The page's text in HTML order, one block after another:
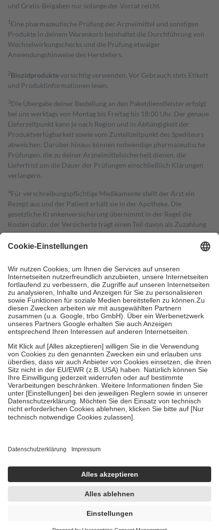
und Gratis-Beigaben nur solange der Vorrat reicht.
1 Eine pharmazeutische Prüfung der Arzneimittel und sonstigen
Produkte in deinem Warenkorb beinhaltet die Durchführung von
Wechselwirkungschecks und die Prüfung etwaiger
Anwendungshinweise des Herstellers.
2Biozidproduktevorsichtig verwenden. Vor Gebrauch stets Etikett
und Produktinformationen lesen.
3Die Übergabe deiner Bestellung an den Paketdienstleister erfolgt
bei uns werktags von Montag bis Freitag bis 18:00 Uhr. Der genaue
Lieferzeitpunkt kann je nach Region und in Abhängigkeit der
Produktverfügbarkeit sowie vom Zustellzeitpunkt des Spediteurs
abweichen. Darüber hinaus können notwendige pharmazeutische
Prüfungen, die zu deiner Arzneimittelsicherheit dienen, die
Lieferfrist um die Dauer der Prüfungen einschließlich Klärungen
verlängern.
4Für verschreibungspflichtige Medikamente stellt der Arzt ein
Rezept aus und der Patient erhält sie in der Apotheke. Die
gesetzliche Krankenversicherung übernimmt in der Regel die
Kosten dafür, der Versicherte trägt einen Teil davon als Zuzahlung
mit.
Grundsätzlich leisten Mitglieder Zuzahlungen in Höhe von zehn
höchstens zehn Euro.
Es sind jedoch nie mehr als die tatsächlichen
Kosten der Leistung zu entrichten.
Diese Regeln gelten grundsätzlich auch für Online-Apotheken.
Bei Heilmitteln und häuslicher Krankenpflege beträgt die
Zuzahlung zehn Prozent der Kosten sowie zehn Euro je
Verordnung.
Um das Engagement der Versicherten für ihre eigene Gesundheit zu
stärken und die besondere Stellung der Familie zu unterstützen,
fallenkeine Zuzahlungenan bei:
• Kindern und Jugendlichen bis zum vollendeten 18. Lebensjahr
mit Ausnahme der Fahrkosten
• Untersuchungen zur Vorsorge und Früherkennung, die von der
GKV getragen werden
• empfohlenen Schutzimpfungen
• Harn- und Blutteststreifen
getroffen, um sicherzustellen, dass es sich um echte Bewertungen
https://help.etrusted.com/hc/de/articles/4419944605341
Einige Bilder und Inhalte wurden unter Zuhilfenahme künstlicher